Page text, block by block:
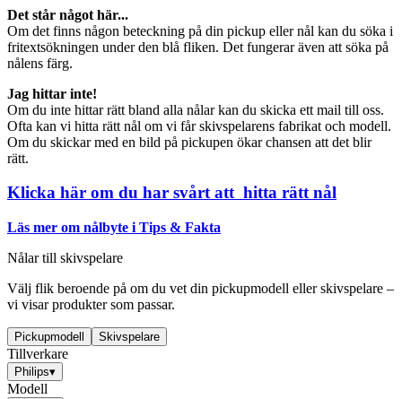
Det står något här...
Om det finns någon beteckning på din pickup eller nål kan du söka i
fritextsökningen under den blå fliken. Det fungerar även att söka på
nålens färg.
Jag hittar inte!
Om du inte hittar rätt bland alla nålar kan du skicka ett mail till oss.
Ofta kan vi hitta rätt nål om vi får skivspelarens fabrikat och modell.
Om du skickar med en bild på pickupen ökar chansen att det blir
rätt.
Klicka här om du har svårt att hitta rätt nål
Läs mer om nålbyte i Tips & Fakta
Nålar till skivspelare
Välj flik beroende på om du vet din pickupmodell eller skivspelare –
vi visar produkter som passar.
Pickupmodell Skivspelare
Tillverkare
Philips▾
Modell